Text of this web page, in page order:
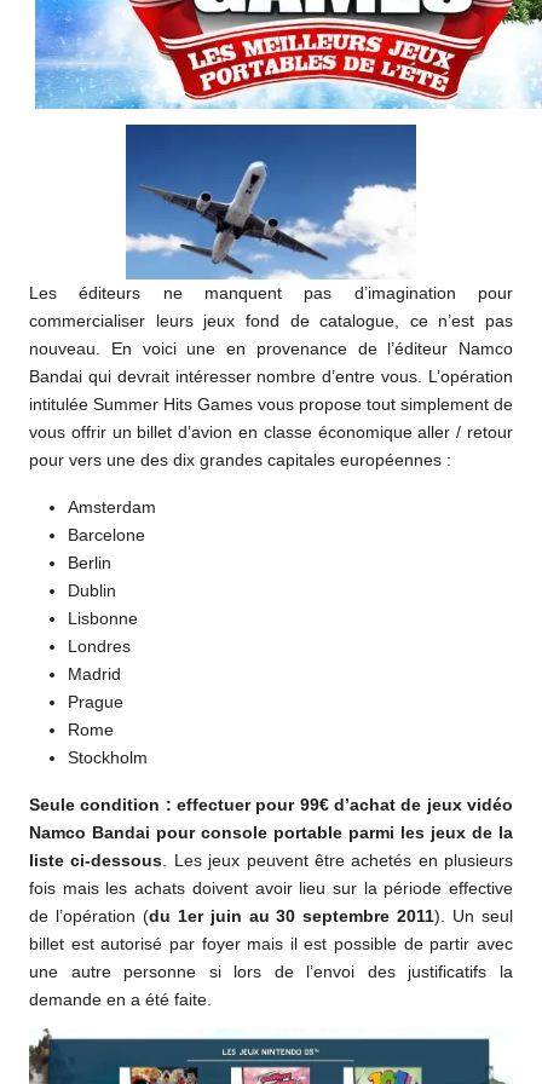
Les éditeurs ne manquent pas d’imagination pour
commercialiser leurs jeux fond de catalogue, ce n’est pas
nouveau. En voici une en provenance de l’éditeur Namco
Bandai qui devrait intéresser nombre d’entre vous. L’opération
intitulée Summer Hits Games vous propose tout simplement de
vous offrir un billet d’avion en classe économique aller / retour
pour vers une des dix grandes capitales européennes :
Amsterdam
Barcelone
Berlin
Dublin
Lisbonne
Londres
Madrid
Prague
Rome
Stockholm
Seule condition : effectuer pour 99€ d’achat de jeux vidéo
Namco Bandai pour console portable parmi les jeux de la
liste ci-dessous . Les jeux peuvent être achetés en plusieurs
fois mais les achats doivent avoir lieu sur la période effective
de l’opération (du 1er juin au 30 septembre 2011). Un seul
billet est autorisé par foyer mais il est possible de partir avec
une autre personne si lors de l’envoi des justificatifs la
demande en a été faite.